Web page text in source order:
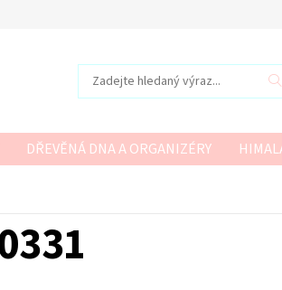
DŘEVĚNÁ DNA A ORGANIZÉRY